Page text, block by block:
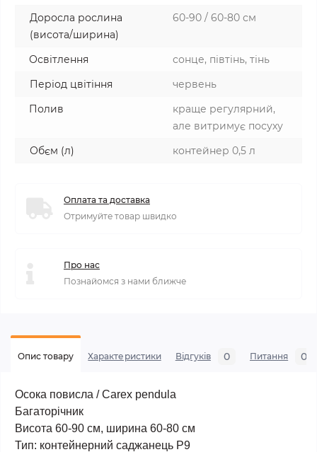
Доросла рослина
(висота/ширина)
60-90 / 60-80 см
Освітлення
сонце, півтінь, тінь
Період цвітіння
червень
Полив
краще регулярний,
але витримує посуху
Обєм (л)
контейнер 0,5 л
Оплата та доставка
Отримуйте товар швидко
Про нас
Познайомся з нами ближче
Опис товару Характеристики Відгуків 0 Питання 0
Осока повисла / Carex pendula
Багаторічник
Висота 60-90 см, ширина 60-80 см
Тип: контейнерний саджанець Р9